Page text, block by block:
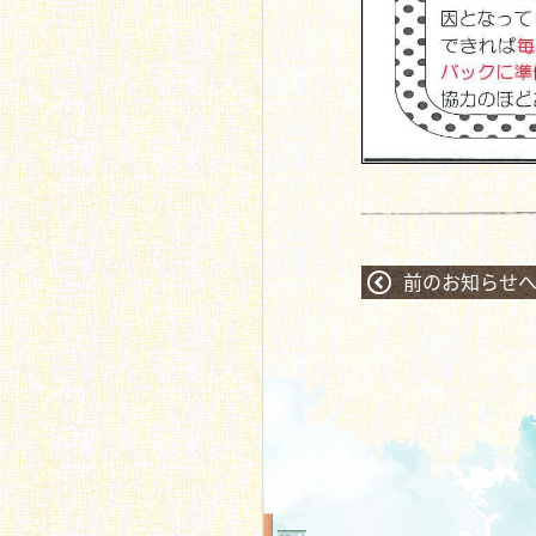
前のお知らせへ